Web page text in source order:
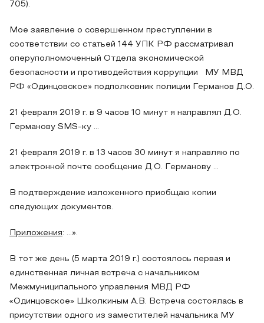
705).
Мое заявление о совершенном преступлении в
соответствии со статьей 144 УПК РФ рассматривал
оперуполномоченный Отдела экономической
безопасности и противодействия коррупции МУ МВД
РФ «Одинцовское» подполковник полиции Германов Д.О.
21 февраля 2019 г. в 9 часов 10 минут я направлял Д.О.
Германову SMS-ку ...
21 февраля 2019 г. в 13 часов 30 минут я направляю по
электронной почте сообщение Д.О. Германову ...
В подтверждение изложенного приобщаю копии
следующих документов.
Приложения: …».
В тот же день (5 марта 2019 г.) состоялось первая и
единственная личная встреча с начальником
Межмуниципального управления МВД РФ
«Одинцовское» Школкиным А.В. Встреча состоялась в
присутствии одного из заместителей начальника МУ